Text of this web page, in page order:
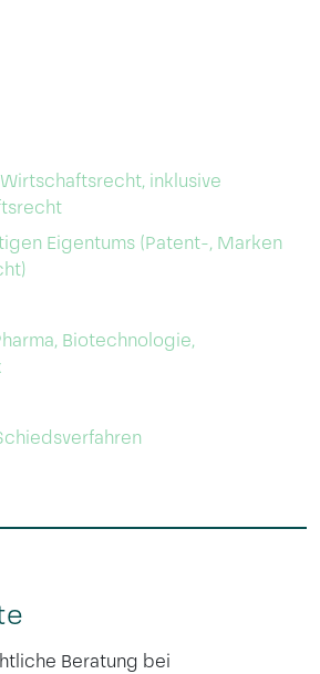
inklusive
Eigentums (Patent-, Marken
Biotechnologie,
Beratung bei